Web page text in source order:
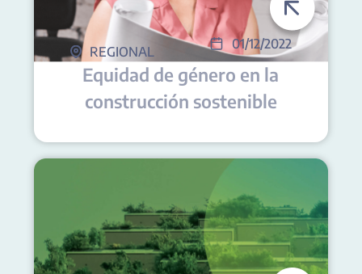
REGIONAL 01/12/2022
Equidad de género en la
construcción sostenible